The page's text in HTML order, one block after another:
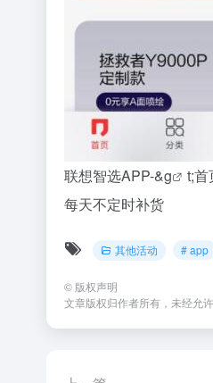
联想智选APP-&g
t;首
每天不定时补货
其他活动 # app
© 版权声明
文章版权归作者所有，未经允许